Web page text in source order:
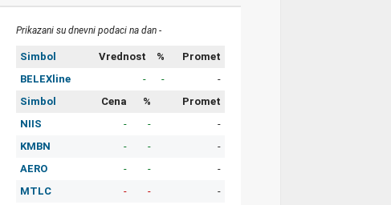
Prikazani su dnevni podaci na dan -
Simbol Vrednost %
Promet
BELEXline
- -
-
Simbol
Cena %
Promet
NIIS
- -
-
KMBN
- -
-
AERO
- -
-
MTLC
- -
-